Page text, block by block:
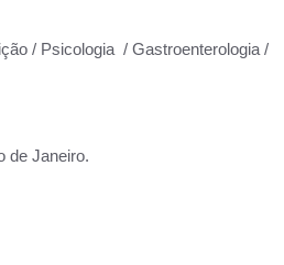
/ Psicologia / Gastroenterologia /
de Janeiro.